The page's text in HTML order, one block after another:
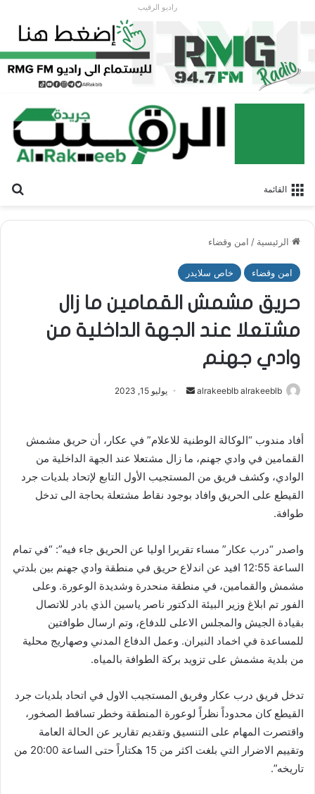
راديو الرقيب
القائمة
الرئيسية / امن وقضاء
امن وقضاء خاص سلايدر
حريق مشمش القمامين ما زال
مشتعلا عند الجهة الداخلية من
وادي جهنم
alrakeeblb alrakeeblb
ل
ب
ر
ك
ر
و
ن
ي
يوليو 15, 2023
أفاد مندوب “الوكالة الوطنية للاعلام” في عكار، أن حريق مشمش
القمامين في وادي جهنم، ما زال مشتعلا عند الجهة الداخلية من
الوادي، وكشف فريق من المستجيب الأول التابع لإتحاد بلديات جرد
القيطع على الحريق وافاد بوجود نقاط مشتعلة بحاجة الى تدخل
طوافة.
واصدر “درب عكار” مساء تقريرا اوليا عن الحريق جاء فيه”: “في تمام
الساعة 12:55 افيد عن اندلاع حريق في منطقة وادي جهنم بين بلدتي
مشمش والقمامين، في منطقة منحدرة وشديدة الوعورة. وعلى
الفور تم ابلاغ وزير البيئة الدكتور ناصر ياسين الذي بادر للاتصال
بقيادة الجيش والمجلس الاعلى للدفاع، وتم ارسال طوافتين
للمساعدة في اخماد النيران. وعمل الدفاع المدني وصهاريج محلية
من بلدية مشمش على تزويد بركة الطوافة بالمياه.
تدخل فريق درب عكار وفريق المستجيب الاول في اتحاد بلديات جرد
القيطع كان محدوداً نظراً لوعورة المنطقة وخطر تساقط الصخور،
واقتصرت المهام على التنسيق وتقديم تقارير عن الحالة العامة
وتقييم الاضرار التي بلغت اكثر من 15 هكتاراً حتى الساعة 20:00 من
تاريخه”.